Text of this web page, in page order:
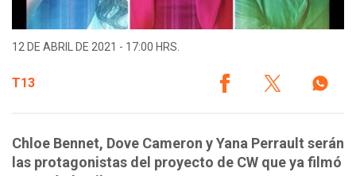
12 DE ABRIL DE 2021 - 17:00 HRS.
T13
Chloe Bennet, Dove Cameron y Yana Perrault serán
las protagonistas del proyecto de CW que ya filmó